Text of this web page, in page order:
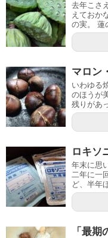
去年こさ
えておか
の実。 蓮
マロン
いわゆる
のほうが
残りがあ
ロキソ
年末に思
二年に一
ど、半年
「最